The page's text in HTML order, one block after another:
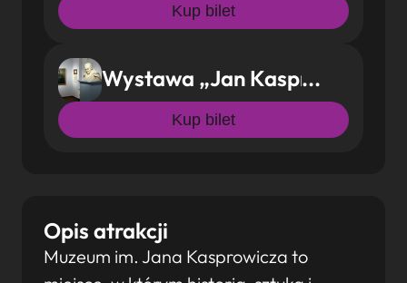
Kup bilet
Wystawa „Jan Kasprowicz –
Kup bilet
Opis atrakcji
Muzeum im. Jana Kasprowicza to